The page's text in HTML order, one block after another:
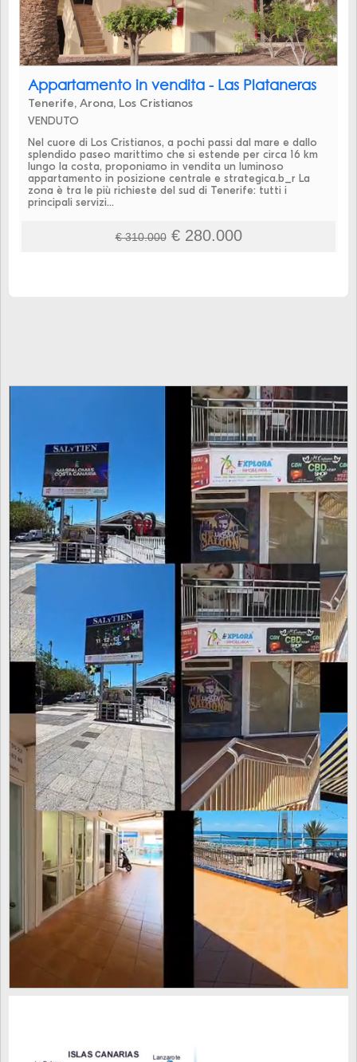
Appartamento in vendita - Las Plataneras
Tenerife, Arona, Los Cristianos
VENDUTO
Nel cuore di Los Cristianos, a pochi passi dal mare e dallo
splendido paseo marittimo che si estende per circa 16 km
lungo la costa, proponiamo in vendita un luminoso
appartamento in posizione centrale e strategica.b_r La
zona è tra le più richieste del sud di Tenerife: tutti i
principali servizi...
€ 310.000€ 280.000